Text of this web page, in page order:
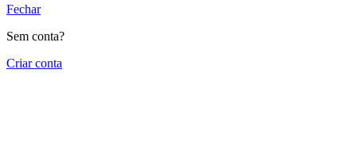
Fechar
Sem conta?
Criar conta